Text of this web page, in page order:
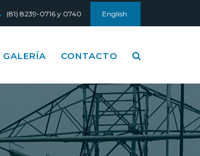
(81) 8239-0716 y 0740 English
GALERÍA CONTACTO